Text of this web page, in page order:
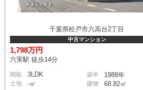
千葉県松戸市六高台2丁目
中古マンション
1,798万円
六実駅 徒歩14分
間取 3LDK 築年 1988年
土地 -㎡ 建物 68.82㎡